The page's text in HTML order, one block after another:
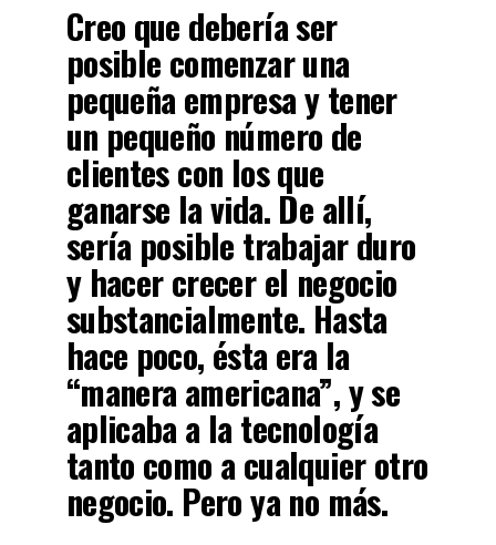
Creo que debería ser
posible comenzar una
pequeña empresa y tener
un pequeño número de
clientes con los que
ganarse la vida. De allí,
sería posible trabajar duro
y hacer crecer el negocio
substancialmente. Hasta
hace poco, ésta era la
“manera americana”, y se
aplicaba a la tecnología
tanto como a cualquier otro
negocio. Pero ya no más.